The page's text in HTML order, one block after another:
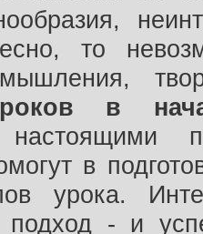
то
в
настоящими
в
урока.
подход - и